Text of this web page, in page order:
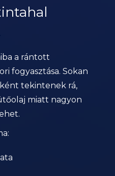
a rántott
fogyasztása. Sokan
tekintenek rá,
miatt nagyon